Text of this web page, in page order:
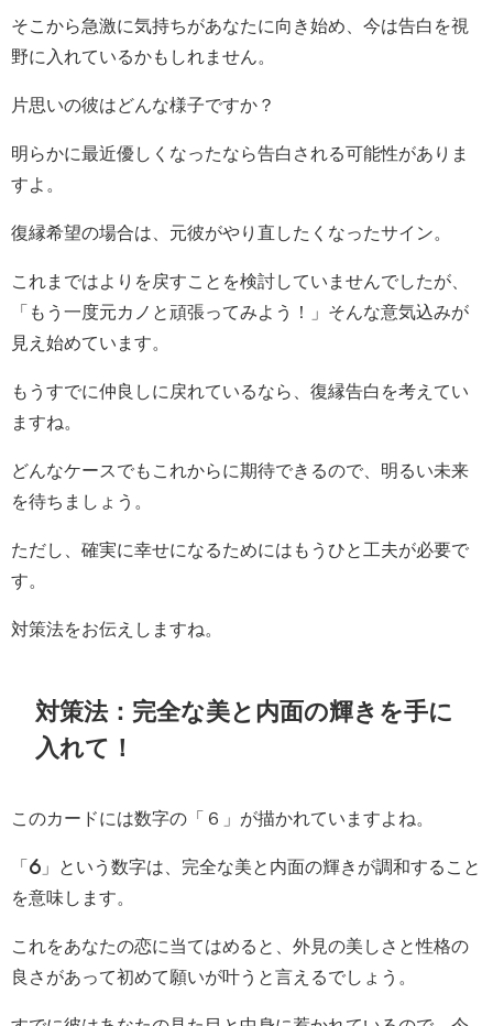
そこから急激に気持ちがあなたに向き始め、今は告白を視
野に入れているかもしれません。
片思いの彼はどんな様子ですか？
明らかに最近優しくなったなら告白される可能性がありま
すよ。
復縁希望の場合は、元彼がやり直したくなったサイン。
これまではよりを戻すことを検討していませんでしたが、
「もう一度元カノと頑張ってみよう！」そんな意気込みが
見え始めています。
もうすでに仲良しに戻れているなら、復縁告白を考えてい
ますね。
どんなケースでもこれからに期待できるので、明るい未来
を待ちましょう。
ただし、確実に幸せになるためにはもうひと工夫が必要で
す。
対策法をお伝えしますね。
対策法：完全な美と内面の輝きを手に
入れて！
このカードには数字の「６」が描かれていますよね。
「6」という数字は、完全な美と内面の輝きが調和すること
を意味します。
これをあなたの恋に当てはめると、外見の美しさと性格の
良さがあって初めて願いが叶うと言えるでしょう。